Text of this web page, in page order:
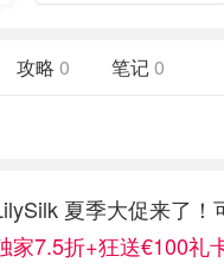
攻略 0 笔记0
夏季大促来了！
家7.5折+狂送€100礼